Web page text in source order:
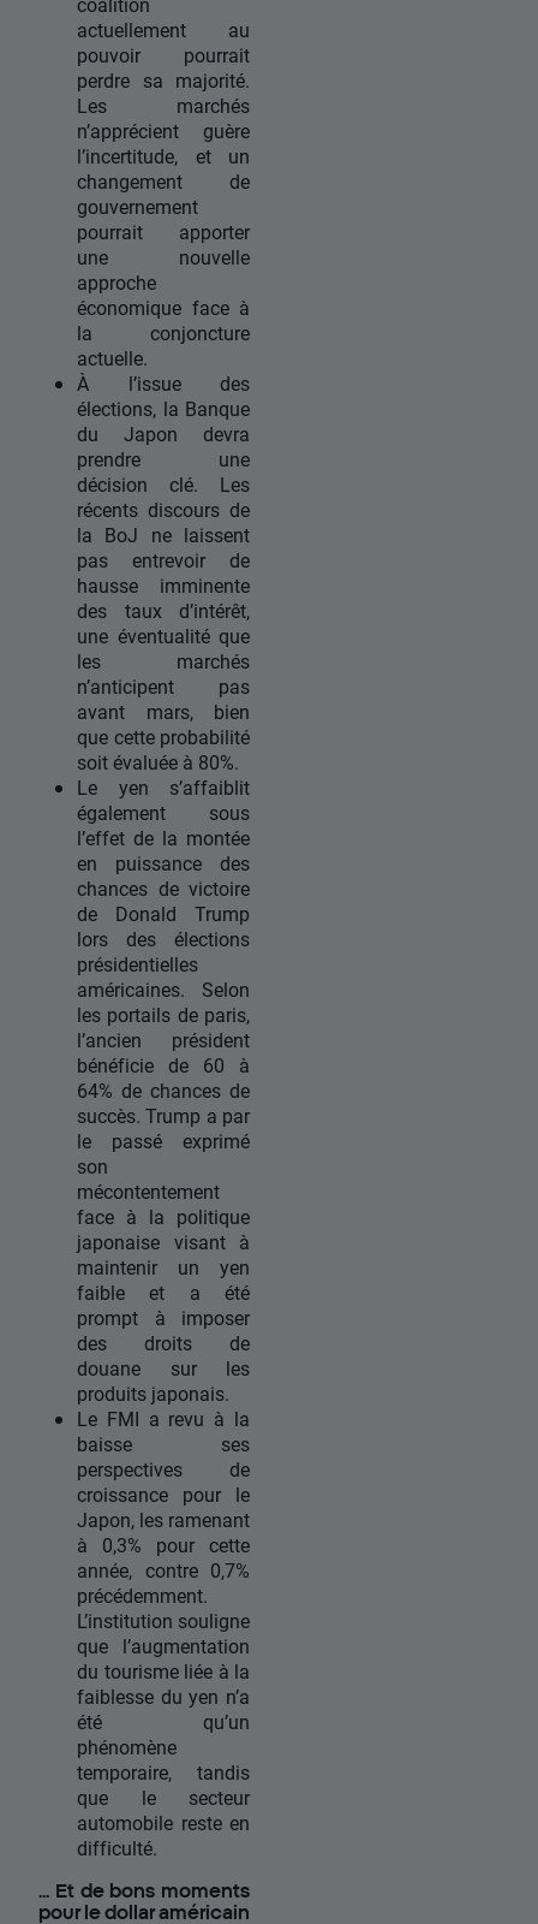
actuellement au
pouvoir pourrait
perdre sa majorité.
Les marchés
n’apprécient guère
l’incertitude, et un
changement de
gouvernement
pourrait apporter
une nouvelle
approche
économique face à
la conjoncture
actuelle.
À l’issue des
élections, la Banque
du Japon devra
prendre une
décision clé. Les
récents discours de
la BoJ ne laissent
pas entrevoir de
hausse imminente
des taux d’intérêt,
une éventualité que
les marchés
n’anticipent pas
avant mars, bien
que cette probabilité
soit évaluée à 80%.
Le yen s’affaiblit
également sous
l’effet de la montée
en puissance des
chances de victoire
de Donald Trump
lors des élections
présidentielles
américaines. Selon
les portails de paris,
l’ancien président
bénéficie de 60 à
64% de chances de
succès. Trump a par
le passé exprimé
son
mécontentement
face à la politique
japonaise visant à
maintenir un yen
faible et a été
prompt à imposer
des droits de
douane sur les
produits japonais.
Le FMI a revu à la
baisse ses
perspectives de
croissance pour le
Japon, les ramenant
à 0,3% pour cette
année, contre 0,7%
précédemment.
L’institution souligne
que l’augmentation
du tourisme liée à la
faiblesse du yen n’a
été qu’un
phénomène
temporaire, tandis
que le secteur
automobile reste en
difficulté.
... Et de bons moments
pour le dollar américain